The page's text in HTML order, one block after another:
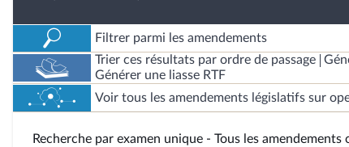
Filtrer parmi les amendements
Trier ces résultats par ordre de passage
Générer une liasse RTF
Voir tous les amendements législatifs sur
Recherche par examen unique - Tous les amendements